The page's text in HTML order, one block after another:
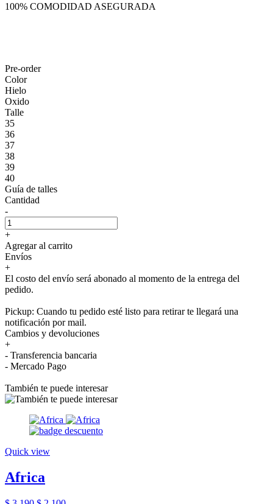
100% COMODIDAD ASEGURADA
Pre-order
Color
Hielo
Oxido
Talle
35
36
37
38
39
40
Guía de talles
Cantidad
-
+
Agregar al carrito
Envíos
+
El costo del envío será abonado al momento de la entrega del
pedido.
Pickup: Cuando tu pedido esté listo para retirar te llegará una
notificación por mail.
Cambios y devoluciones
+
- Transferencia bancaria
- Mercado Pago
También te puede interesar
Quick view
Africa